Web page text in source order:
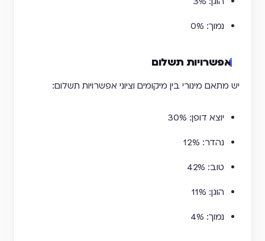
נמוך: 0%
אפשרויות תשלום
יש מתאם מינורי בין מיקומים וציוני אפשרויות תשלום:
יוצא דופן: 30%
נהדר: 12%
טוב: 42%
הוגן: 11%
נמוך: 4%